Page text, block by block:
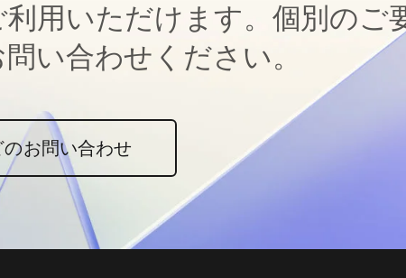
用いただけます。個別のご
い合わせください。
のお問い合わせ